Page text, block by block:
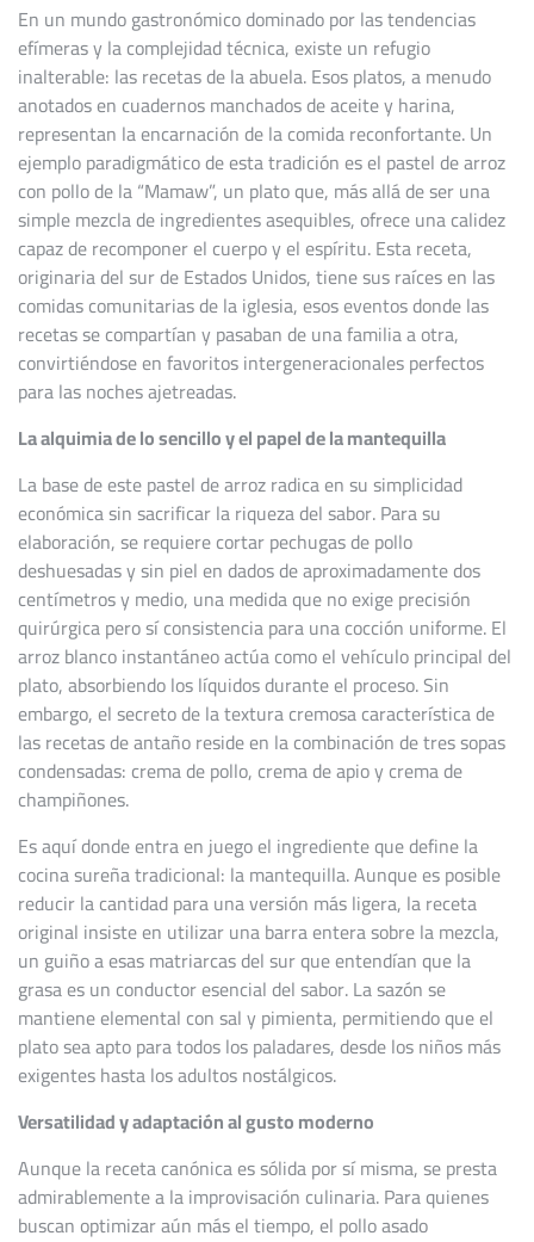
En un mundo gastronómico dominado por las tendencias
efímeras y la complejidad técnica, existe un refugio
inalterable: las recetas de la abuela. Esos platos, a menudo
anotados en cuadernos manchados de aceite y harina,
representan la encarnación de la comida reconfortante. Un
ejemplo paradigmático de esta tradición es el pastel de arroz
con pollo de la “Mamaw”, un plato que, más allá de ser una
simple mezcla de ingredientes asequibles, ofrece una calidez
capaz de recomponer el cuerpo y el espíritu. Esta receta,
originaria del sur de Estados Unidos, tiene sus raíces en las
comidas comunitarias de la iglesia, esos eventos donde las
recetas se compartían y pasaban de una familia a otra,
convirtiéndose en favoritos intergeneracionales perfectos
para las noches ajetreadas.
La alquimia de lo sencillo y el papel de la mantequilla
La base de este pastel de arroz radica en su simplicidad
económica sin sacrificar la riqueza del sabor. Para su
elaboración, se requiere cortar pechugas de pollo
deshuesadas y sin piel en dados de aproximadamente dos
centímetros y medio, una medida que no exige precisión
quirúrgica pero sí consistencia para una cocción uniforme. El
arroz blanco instantáneo actúa como el vehículo principal del
plato, absorbiendo los líquidos durante el proceso. Sin
embargo, el secreto de la textura cremosa característica de
las recetas de antaño reside en la combinación de tres sopas
condensadas: crema de pollo, crema de apio y crema de
champiñones.
Es aquí donde entra en juego el ingrediente que define la
cocina sureña tradicional: la mantequilla. Aunque es posible
reducir la cantidad para una versión más ligera, la receta
original insiste en utilizar una barra entera sobre la mezcla,
un guiño a esas matriarcas del sur que entendían que la
grasa es un conductor esencial del sabor. La sazón se
mantiene elemental con sal y pimienta, permitiendo que el
plato sea apto para todos los paladares, desde los niños más
exigentes hasta los adultos nostálgicos.
Versatilidad y adaptación al gusto moderno
Aunque la receta canónica es sólida por sí misma, se presta
admirablemente a la improvisación culinaria. Para quienes
buscan optimizar aún más el tiempo, el pollo asado